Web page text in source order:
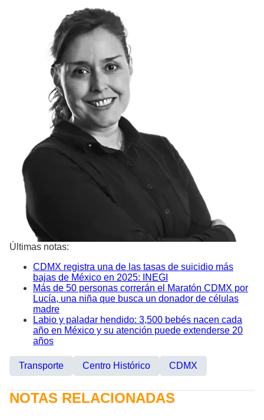
Últimas notas:
CDMX registra una de las tasas de suicidio más
bajas de México en 2025: INEGI
Más de 50 personas correrán el Maratón CDMX por
Lucía, una niña que busca un donador de células
madre
Labio y paladar hendido: 3,500 bebés nacen cada
año en México y su atención puede extenderse 20
años
Transporte Centro Histórico CDMX
NOTAS RELACIONADAS